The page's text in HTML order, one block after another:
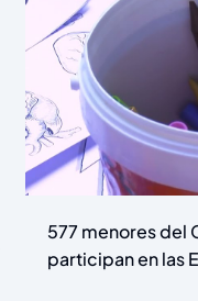
577 menores del
participan en las